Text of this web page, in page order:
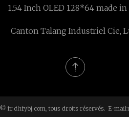
1.54 Inch OLED 128*64 made
Canton Talang Industriel Cie,
fr.dhfybj.com, tous droits réservés. E-mail: